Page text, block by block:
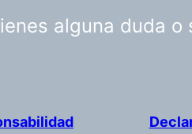
alguna duda o